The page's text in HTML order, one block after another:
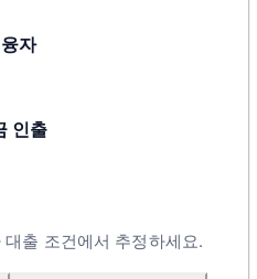
자
인출
출 조건에서 추정하세요.